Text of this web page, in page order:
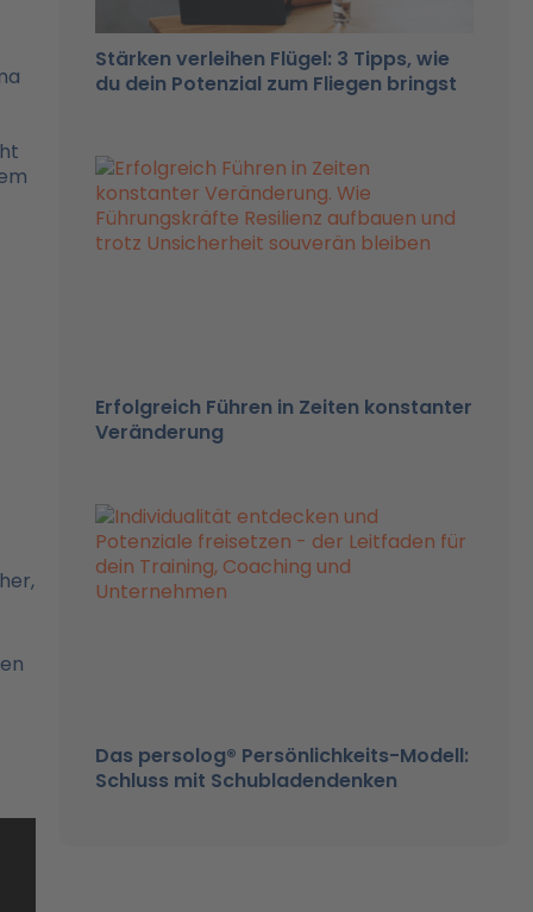
Stärken verleihen Flügel: 3 Tipps, wie
du dein Potenzial zum Fliegen bringst
Erfolgreich Führen in Zeiten konstanter
Veränderung
Das persolog® Persönlichkeits-Modell:
Schluss mit Schubladendenken